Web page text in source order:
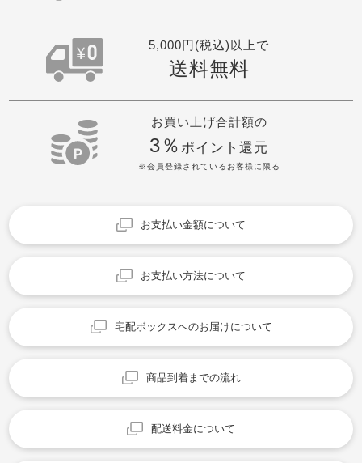
5,000円(税込)以上で
送料無料
お買い上げ合計額の
3％ ポイント還元
※会員登録されているお客様に限る
お支払い金額について
お支払い方法について
宅配ボックスへのお届けについて
商品到着までの流れ
配送料金について